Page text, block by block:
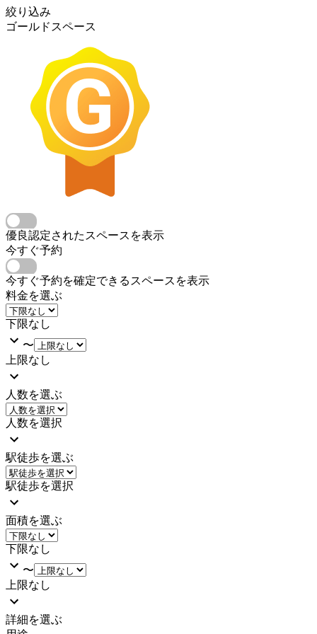
絞り込み
ゴールドスペース
優良認定されたスペースを表示
今すぐ予約
今すぐ予約を確定できるスペースを表示
料金を選ぶ
下限なし
〜
上限なし
人数を選ぶ
人数を選択
駅徒歩を選ぶ
駅徒歩を選択
面積を選ぶ
下限なし
〜
上限なし
詳細を選ぶ